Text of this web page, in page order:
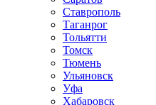
Ставрополь
Таганрог
Тольятти
Томск
Тюмень
Ульяновск
Уфа
Хабаровск